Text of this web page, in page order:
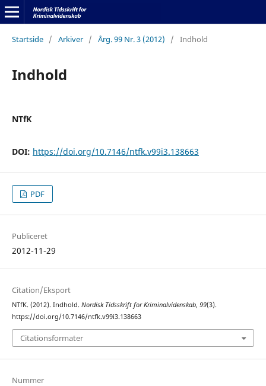
Startside / Arkiver / Årg. 99 Nr. 3 (2012) / Indhold
Indhold
NTfK
DOI: https://doi.org/10.7146/ntfk.v99i3.138663
PDF
Publiceret
2012-11-29
Citation/Eksport
NTfK. (2012). Indhold. Nordisk Tidsskrift for Kriminalvidenskab, 99(3).
https://doi.org/10.7146/ntfk.v99i3.138663
Citationsformater
Nummer